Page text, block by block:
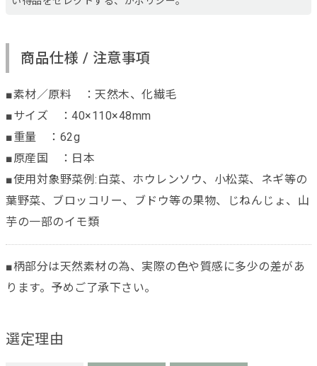
商品仕様 / 注意事項
■素材／原料 ：天然木、化繊毛
■サイズ ：40×110×48mm
■重量 ：62g
■原産国 ：日本
■使用対象野菜例:白菜、ホウレンソウ、小松菜、ネギ等の
葉野菜、ブロッコリー、ブドウ等の果物、じねんじょ、山
芋の一部のイモ類
■柄部分は天然素材の為、実際の色や質感に多少の差があ
ります。予めご了承下さい。
選定理由